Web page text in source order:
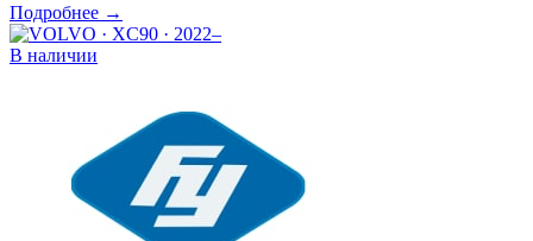
Подробнее →
В наличии